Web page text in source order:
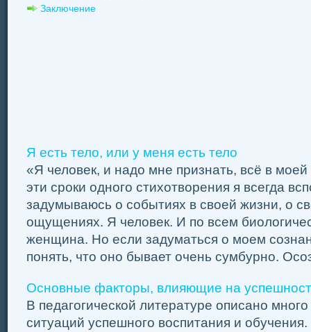
Заключение
Я есть тело, или у меня есть тело
«Я человек, и надо мне признать, всё в
эти сроки одного стихотворения я всегда
задумываюсь о событиях в своей жизни, о
ощущениях. Я человек. И по всем
женщина. Но если задуматься о моем
понять, что оно бывает очень сумбурно.
Основные факторы, влияющие на
В педагогической литературе описано
ситуаций успешного воспитания и